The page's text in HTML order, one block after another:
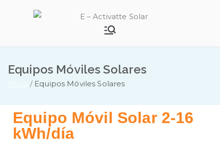
Activatte
Equipos Móviles Solares
Equipos Móviles Solares
Equipo Móvil Solar 2-16
kWh/día